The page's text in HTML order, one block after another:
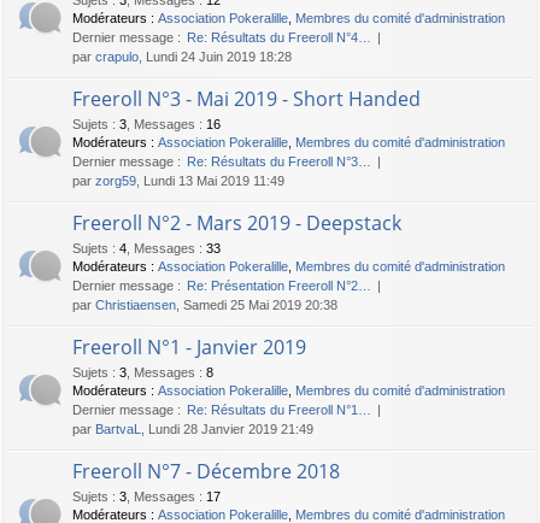
Modérateurs : Association Pokeralille Membres du comité d'administration
Dernier message : Re: Résultats du Freeroll N°4…
par crapulo , Lundi 24 Juin 2019 18:28
Freeroll N°3 - Mai 2019 - Short Handed
Sujets : 3 Messages : 16
Modérateurs : Association Pokeralille Membres du comité d'administration
Dernier message : Re: Résultats du Freeroll N°3…
par zorg59 , Lundi 13 Mai 2019 11:49
Freeroll N°2 - Mars 2019 - Deepstack
Sujets : 4 Messages : 33
Modérateurs : Association Pokeralille Membres du comité d'administration
Dernier message : Re: Présentation Freeroll N°2…
par Christiaensen , Samedi 25 Mai 2019 20:38
Freeroll N°1 - Janvier 2019
Sujets : 3 Messages : 8
Modérateurs : Association Pokeralille Membres du comité d'administration
Dernier message : Re: Résultats du Freeroll N°1…
par BartvaL , Lundi 28 Janvier 2019 21:49
Freeroll N°7 - Décembre 2018
Sujets : 3 Messages : 17
Modérateurs : Association Pokeralille Membres du comité d'administration